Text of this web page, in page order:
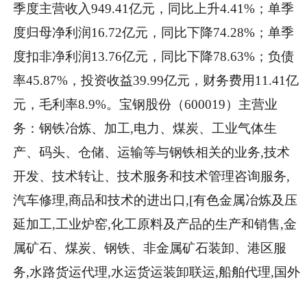
季度主营收入949.41亿元，同比上升4.41%；单季
度归母净利润16.72亿元，同比下降74.28%；单季
度扣非净利润13.76亿元，同比下降78.63%；负债
率45.87%，投资收益39.99亿元，财务费用11.41亿
元，毛利率8.9%。宝钢股份（600019）主营业
务：钢铁冶炼、加工,电力、煤炭、工业气体生
产、码头、仓储、运输等与钢铁相关的业务,技术
开发、技术转让、技术服务和技术管理咨询服务,
汽车修理,商品和技术的进出口,[有色金属冶炼及压
延加工,工业炉窑,化工原料及产品的生产和销售,金
属矿石、煤炭、钢铁、非金属矿石装卸、港区服
务,水路货运代理,水运货运装卸联运,船舶代理,国外